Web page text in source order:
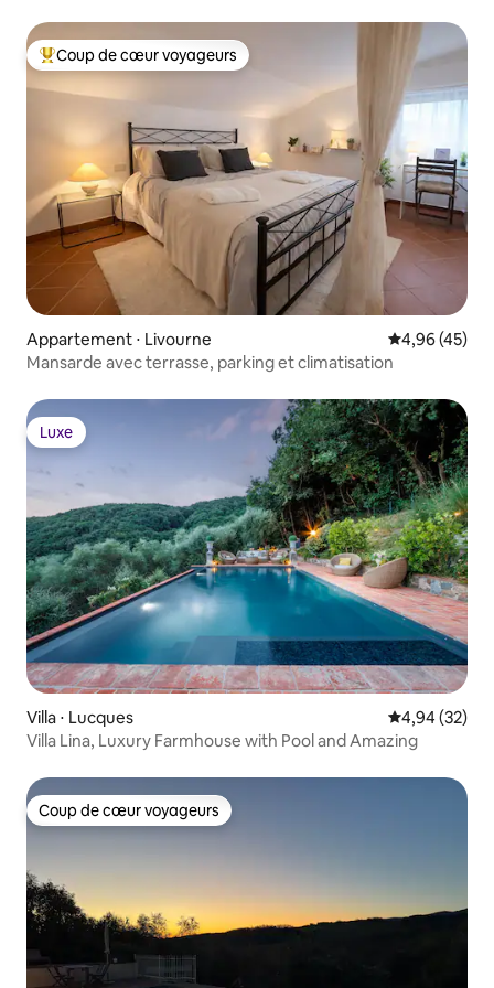
Coups de cœur voyageurs les plus appréciés
Coup de cœur voyageurs
Appartement ⋅ Livourne Évaluation
4,96 (45)
Mansarde avec terrasse, parking et climatisation
Luxe
Luxe
Villa ⋅ Lucques Évaluation
4,94 (32)
Villa Lina, Luxury Farmhouse with Pool and Amazing
Coup de cœur voyageurs
Coup de cœur voyageurs